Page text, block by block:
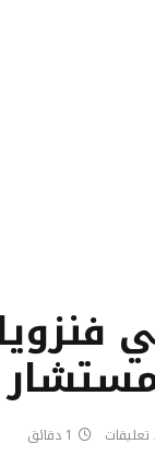
تعليقات 1 دقائق